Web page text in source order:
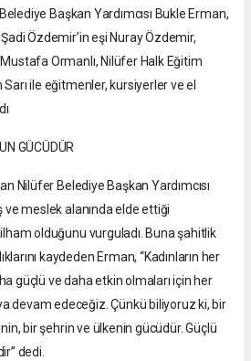
Başkan Yardımcısı Bukle Erman,
Özdemir’in eşi Nuray Özdemir,
Ormanlı, Nilüfer Halk Eğitim
ile eğitmenler, kursiyerler ve el
GÜCÜDÜR
Nilüfer Belediye Başkan Yardımcısı
ve meslek alanında elde ettiği
olduğunu vurguladı. Buna şahitlik
kaydeden Erman, “Kadınların her
güçlü ve daha etkin olmaları için her
devam edeceğiz. Çünkü biliyoruz ki, bir
bir şehrin ve ülkenin gücüdür. Güçlü
dedi.